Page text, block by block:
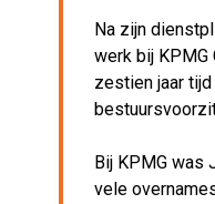
Na zijn
werk bij KPMG
zestien jaar
Bij KPMG was
vele